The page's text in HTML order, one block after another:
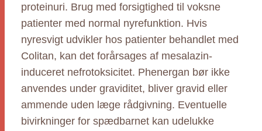
proteinuri. Brug med forsigtighed til voksne
patienter med normal nyrefunktion. Hvis
nyresvigt udvikler hos patienter behandlet med
Colitan, kan det forårsages af mesalazin-
induceret nefrotoksicitet. Phenergan bør ikke
anvendes under graviditet, bliver gravid eller
ammende uden læge rådgivning. Eventuelle
bivirkninger for spædbarnet kan udelukke